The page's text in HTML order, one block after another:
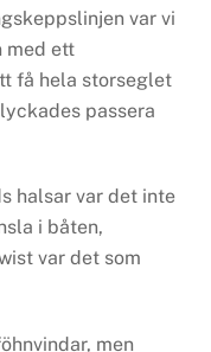
var vi
med ett
få hela storseglet
passera
halsar var det inte
i båten,
var det som
men